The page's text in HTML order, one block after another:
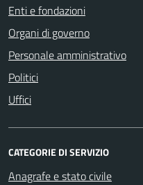
Enti e fondazioni
Organi di governo
Personale amministrativo
Politici
Uffici
CATEGORIE DI SERVIZIO
Anagrafe e stato civile